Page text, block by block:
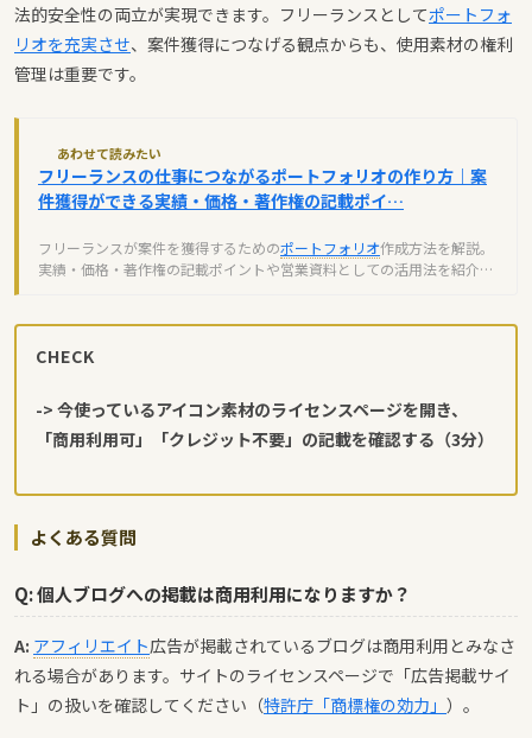
法的安全性の両立が実現できます。フリーランスとしてポートフォ
リオを充実させ、案件獲得につなげる観点からも、使用素材の権利
管理は重要です。
あわせて読みたい
フリーランスの仕事につながるポートフォリオの作り方｜案
件獲得ができる実績・価格・著作権の記載ポイ…
フリーランスが案件を獲得するためのポートフォリオ作成方法を解説。
実績・価格・著作権の記載ポイントや営業資料としての活用法を紹介し
CHECK
-> 今使っているアイコン素材のライセンスページを開き、
「商用利用可」「クレジット不要」の記載を確認する（3分）
よくある質問
Q: 個人ブログへの掲載は商用利用になりますか？
A: アフィリエイト広告が掲載されているブログは商用利用とみなさ
れる場合があります。サイトのライセンスページで「広告掲載サイ
ト」の扱いを確認してください（特許庁「商標権の効力」 ）。